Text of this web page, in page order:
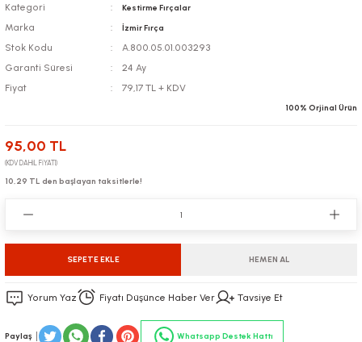
Kategori Kestirme Fırçalar
Marka İzmir Fırça
Stok Kodu
A.800.05.01.003293
Garanti Süresi
24 Ay
Fiyat
79,17 TL + KDV
100% Orjinal Ürün
95,00 TL
(KDV DAHİL FİYATI)
10,29 TL den başlayan taksitlerle!
SEPETE EKLE HEMEN AL
Yorum Yaz Fiyatı Düşünce Haber Ver Tavsiye Et
Paylaş Whatsapp Destek Hattı